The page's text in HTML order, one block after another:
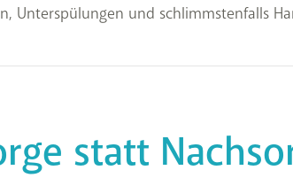
Unterspülungen und schlimmstenfalls
statt